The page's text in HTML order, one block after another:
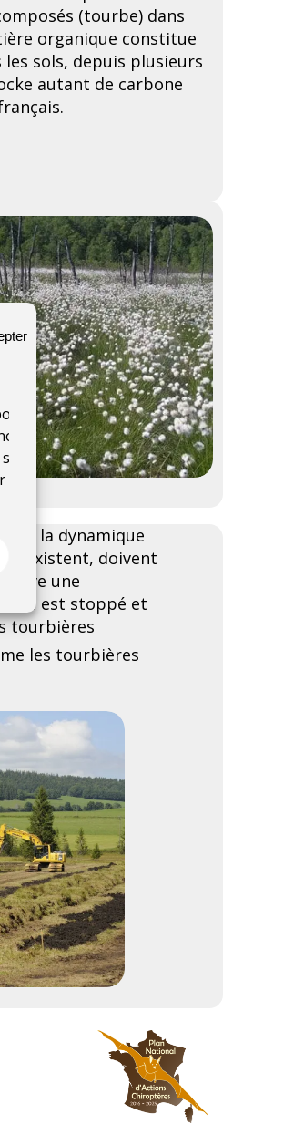
ce
(tourbe) dans
organique constitue
sols, depuis plusieurs
autant de carbone
de la dynamique
existent, doivent
une
est stoppé et
tourbières
les tourbières